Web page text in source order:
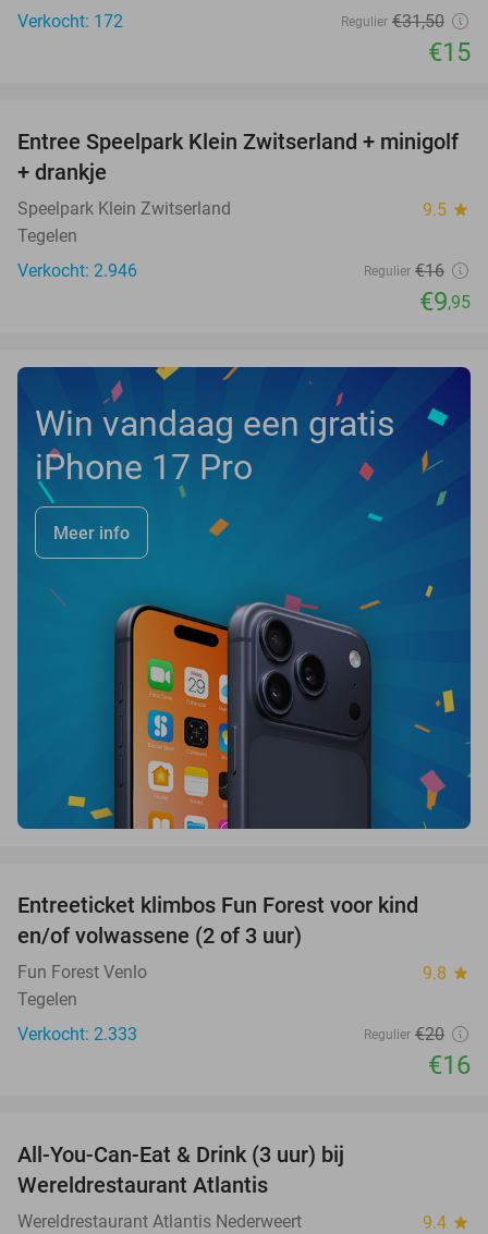
Verkocht: 172
Regulier €31,50
€15
38%
Entree Speelpark Klein Zwitserland + minigolf
+ drankje
Speelpark Klein Zwitserland 9.5 star
Tegelen
Verkocht: 2.946
Regulier €16
€9,95
Win vandaag een gratis
iPhone 17 Pro
Meer info
Entreeticket klimbos Fun Forest voor kind
en/of volwassene (2 of 3 uur)
Fun Forest Venlo 9.8 star
Tegelen
Verkocht: 2.333
Regulier €20
€16
All-You-Can-Eat & Drink (3 uur) bij
Wereldrestaurant Atlantis
Wereldrestaurant Atlantis Nederweert 9.4 star